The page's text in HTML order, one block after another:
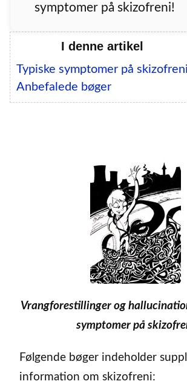
symptomer på skizofreni!
I denne artikel
Typiske symptomer på skizofreni
Anbefalede bøger
Vrangforestillinger og
symptomer på
Følgende bøger indeholder
information om skizofreni: